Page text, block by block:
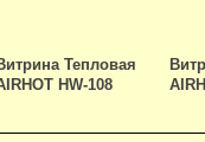
Тепловая
HW-108